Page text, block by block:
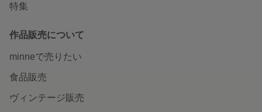
特集
作品販売について
minneで売りたい
食品販売
ヴィンテージ販売